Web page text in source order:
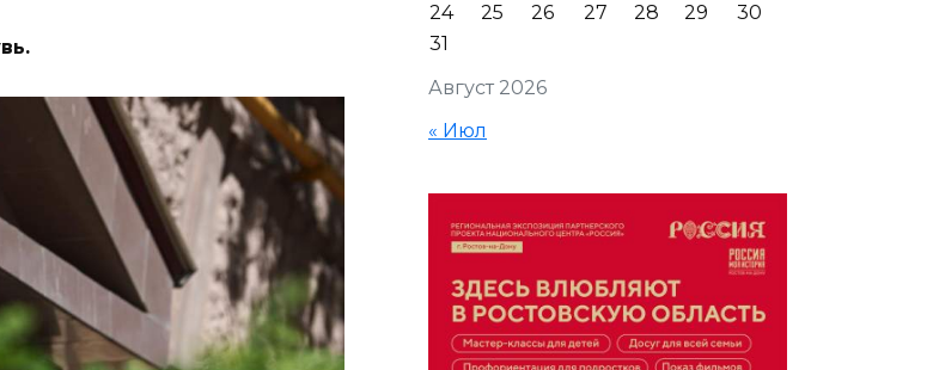
Август 2026
24
25 26 27 28 29
30
31
« Июл